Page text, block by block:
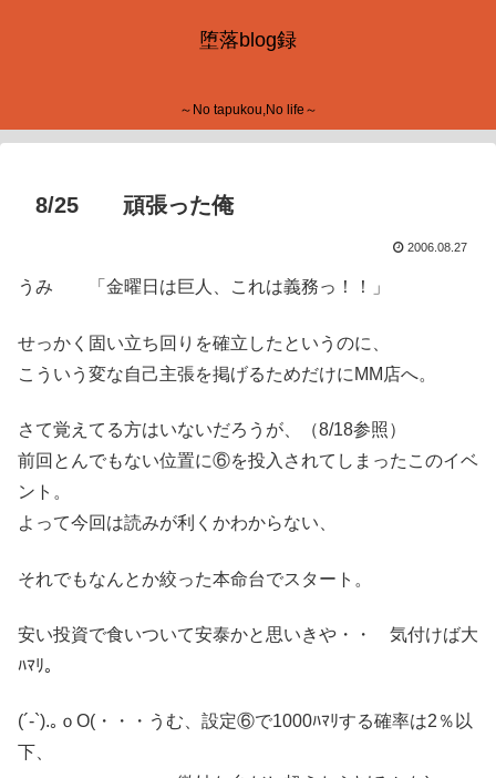
堕落blog録
～No tapukou,No life～
8/25 頑張った俺
2006.08.27
うみ 「金曜日は巨人、これは義務っ！！」
せっかく固い立ち回りを確立したというのに、
こういう変な自己主張を掲げるためだけにMM店へ。
さて覚えてる方はいないだろうが、（8/18参照）
前回とんでもない位置に⑥を投入されてしまったこのイベ
ント。
よって今回は読みが利くかわからない、
それでもなんとか絞った本命台でスタート。
安い投資で食いついて安泰かと思いきや・・ 気付けば大
ﾊﾏﾘ。
(´-`).｡ｏO(・・・うむ、設定⑥で1000ﾊﾏﾘする確率は2％以
下、